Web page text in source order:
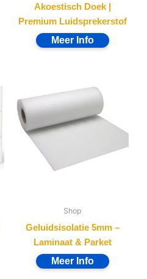
Akoestisch Doek |
Premium Luidsprekerstof
Shop
Geluidsisolatie 5mm –
Laminaat & Parket